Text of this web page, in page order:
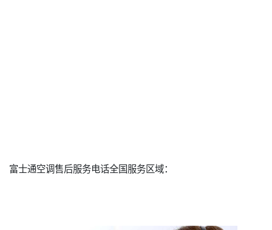
富士通空调售后服务电话全国服务区域：